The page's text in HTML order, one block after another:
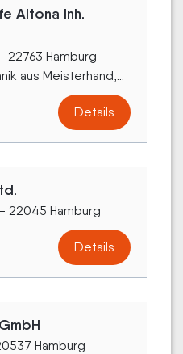
Altona Inh.
Hamburg
aus Meisterhand,...
Details
22045 Hamburg
Details
Hamburg